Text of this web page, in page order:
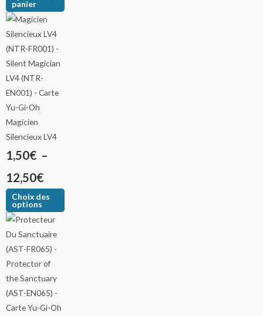
panier
Magicien
Silencieux LV4
1,50€ –
12,50€
Choix des
options